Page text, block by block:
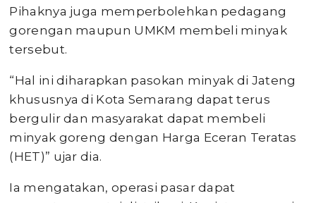
Pihaknya juga memperbolehkan pedagang
gorengan maupun UMKM membeli minyak
tersebut.
“Hal ini diharapkan pasokan minyak di Jateng
khususnya di Kota Semarang dapat terus
bergulir dan masyarakat dapat membeli
minyak goreng dengan Harga Eceran Teratas
(HET)” ujar dia.
Ia mengatakan, operasi pasar dapat